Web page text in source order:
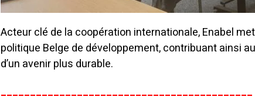
Acteur clé de la coopération internationale, Enabel
politique Belge de développement, contribuant ainsi
d’un avenir plus durable.
___________________________________________